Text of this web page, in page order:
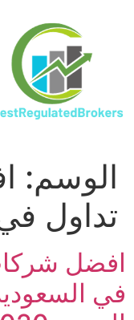
الوسم:
تداول في
افضل
في